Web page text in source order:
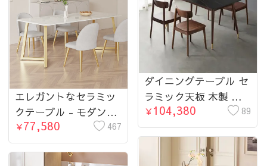
ダイニングテーブル セ
ラミック天板 木製 北
欧 無垢材 食卓テーブ
ルチェア b5127/b3121
角型 オシャレ
￥104,380 89
エレガントなセラミッ
クテーブル - モダンな
デザインで魅力アップ
fmsf-769-table
￥77,580 467